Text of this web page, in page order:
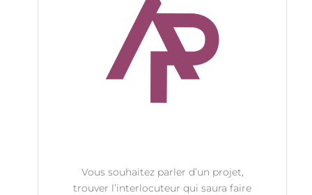
Vous souhaitez parler d’un projet,
trouver l’interlocuteur qui saura faire